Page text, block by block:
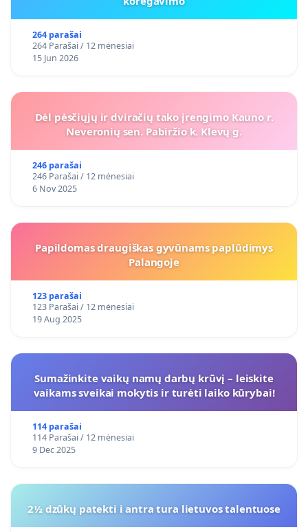
264 parašai
264 Parašai / 12 mėnesiai
15 Jun 2026
Dėl pėsčiųjų ir dviračių tako įrengimo Kauno r.
Neveronių sen. Pabiržio k. Klevų g.
246 parašai
246 Parašai / 12 mėnesiai
6 Nov 2025
Papildomas draugiškas gyvūnams paplūdimys
Palangoje
123 parašai
123 Parašai / 12 mėnesiai
19 Aug 2025
Sumažinkite vaikų namų darbų krūvį – leiskite
vaikams sveikai mokytis ir turėti laiko kūrybai!
114 parašai
114 Parašai / 12 mėnesiai
9 Dec 2025
2½ dzūkų patekti i antra tura lietuvos talentuose